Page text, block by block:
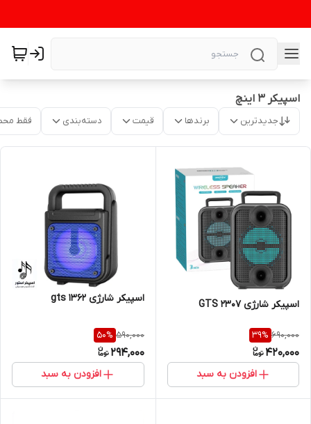
اسپیکر ۳ اینچ
جدیدترین برندها قیمت دسته‌بندی فقط
اسپیکر شارژی GTS 2307
690,000
39%
420,000
افزودن به سبد
اسپیکر شارژی gts 1362
590,000
50%
294,000
افزودن به سبد